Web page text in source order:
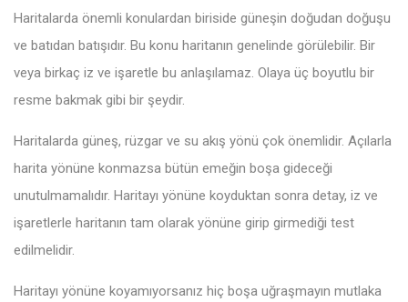
Haritalarda önemli konulardan biriside güneşin doğudan doğuşu
ve batıdan batışıdır. Bu konu haritanın genelinde görülebilir. Bir
veya birkaç iz ve işaretle bu anlaşılamaz. Olaya üç boyutlu bir
resme bakmak gibi bir şeydir.
Haritalarda güneş, rüzgar ve su akış yönü çok önemlidir. Açılarla
harita yönüne konmazsa bütün emeğin boşa gideceği
unutulmamalıdır. Haritayı yönüne koyduktan sonra detay, iz ve
işaretlerle haritanın tam olarak yönüne girip girmediği test
edilmelidir.
Haritayı yönüne koyamıyorsanız hiç boşa uğraşmayın mutlaka